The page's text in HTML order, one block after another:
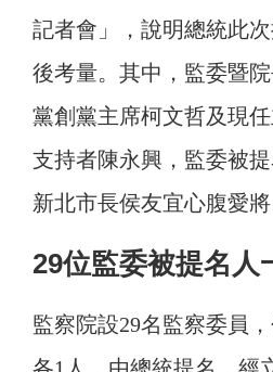
記者會」，說明總統此
後考量。其中，監委暨
黨創黨主席柯文哲及現
支持者陳永興，監委被
新北市長侯友宜心腹愛將
29位監委被提名人
監察院設29名監察委員